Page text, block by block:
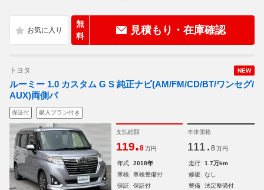
無
料
見積もり・在庫確認
NEW
トヨタ
ルーミー 1.0 カスタム G S 純正ナビ(AM/FM/CD/BT/ワンセグ/
AUX)両側パ
保証付 購入プラン付き
支払総額
119.8 万円
本体価格
111. 8 万円
年式 2018年 走行
1.7万km
車検
車検整備付 修復
なし
保証
保証付 整備
法定整備付